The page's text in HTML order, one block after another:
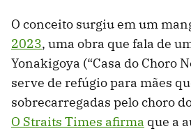
O conceito surgiu em um
2023, uma obra que fala de
Yonakigoya (“Casa do Choro
serve de refúgio para mães
sobrecarregadas pelo choro
O Straits Times afirma que a